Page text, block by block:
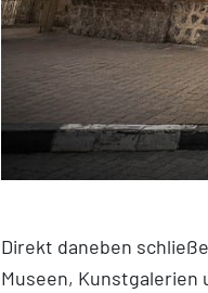
Direkt daneben
Museen,